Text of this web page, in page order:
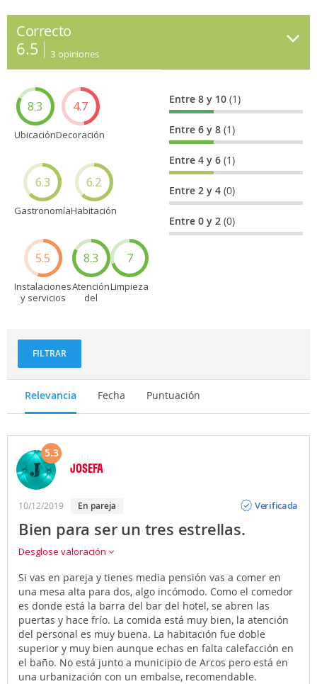
Correcto
6.5 3 opiniones
8.3
Ubicación
4.7
Decoración
6.3
Gastronomía
6.2
Habitación
5.5
Instalaciones
y servicios
8.3
Atención
del
7
Limpieza
Entre 8 y 10(1)
Entre 6 y 8(1)
Entre 4 y 6(1)
Entre 2 y 4(0)
Entre 0 y 2(0)
FILTRAR
Relevancia Fecha Puntuación
5.3
JOSEFA
10/12/2019 En pareja
Verificada
Bien para ser un tres estrellas.
Desglose valoración
Si vas en pareja y tienes media pensión vas a comer en
una mesa alta para dos, algo incómodo. Como el comedor
es donde está la barra del bar del hotel, se abren las
puertas y hace frío. La comida está muy bien, la atención
del personal es muy buena. La habitación fue doble
superior y muy bien aunque echas en falta calefacción en
el baño. No está junto a municipio de Arcos pero está en
una urbanización con un embalse, recomendable.